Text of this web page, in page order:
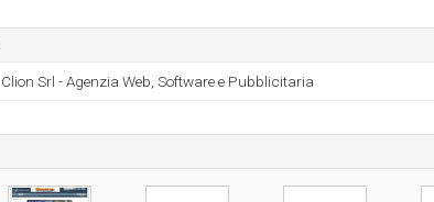
Clion Srl - Agenzia Web, Software e Pubblicitaria